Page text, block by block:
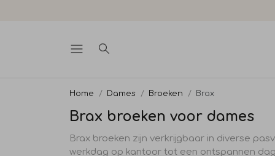
Home Dames Broeken Brax
Brax broeken voor dames
Brax broeken zijn verkrijgbaar in diverse
werkdag op kantoor tot een ontspannen